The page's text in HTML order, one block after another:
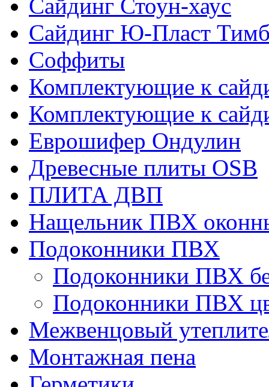
Сайдинг Стоун-хаус
Сайдинг Ю-Пласт
Соффиты
Комплектующие к
Комплектующие к
Еврошифер Ондулин
Древесные плиты OSB
ПЛИТА ДВП
Нащельник ПВХ
Подоконники ПВХ
Подоконники ПВХ
Подоконники ПВХ
Межвенцовый
Монтажная пена